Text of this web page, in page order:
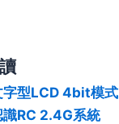
字型LCD 4bit模式
識RC 2.4G系統